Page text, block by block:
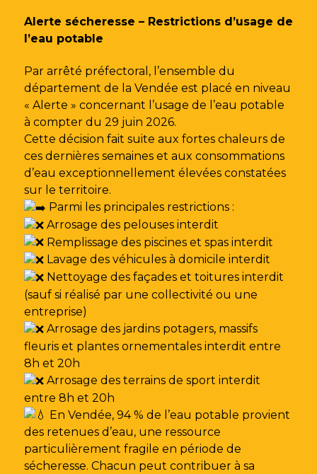
Alerte sécheresse – Restrictions d’usage de
l’eau potable
Par arrêté préfectoral, l’ensemble du
département de la Vendée est placé en niveau
« Alerte » concernant l’usage de l’eau potable
à compter du 29 juin 2026.
Cette décision fait suite aux fortes chaleurs de
ces dernières semaines et aux consommations
d’eau exceptionnellement élevées constatées
sur le territoire.
Parmi les principales restrictions :
Arrosage des pelouses interdit
Remplissage des piscines et spas interdit
Lavage des véhicules à domicile interdit
Nettoyage des façades et toitures interdit
(sauf si réalisé par une collectivité ou une
entreprise)
Arrosage des jardins potagers, massifs
fleuris et plantes ornementales interdit entre
8h et 20h
Arrosage des terrains de sport interdit
entre 8h et 20h
En Vendée, 94 % de l’eau potable provient
des retenues d’eau, une ressource
particulièrement fragile en période de
sécheresse. Chacun peut contribuer à sa